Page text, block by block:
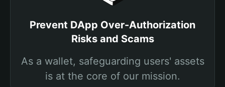
Prevent DApp Over-Authorization
Risks and Scams
As a wallet, safeguarding users' assets
is at the core of our mission.